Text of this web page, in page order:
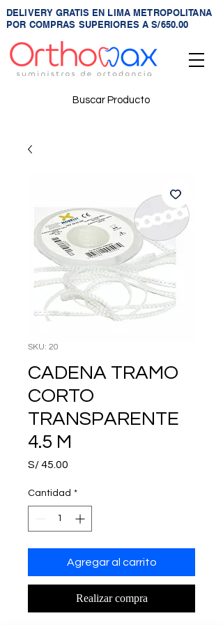
DELIVERY GRATIS EN LIMA METROPOLITANA
POR COMPRAS SUPERIORES A S/650.00
Buscar Producto
SKU: 20
CADENA TRAMO
CORTO
TRANSPARENTE
4.5 M
S/ 45.00
Cantidad *
Agregar al carrito
Realizar compra